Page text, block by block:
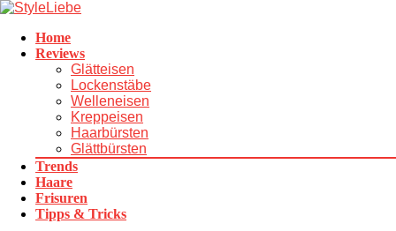
Home
Reviews
Glätteisen
Lockenstäbe
Welleneisen
Kreppeisen
Haarbürsten
Glättbürsten
Trends
Haare
Frisuren
Tipps & Tricks